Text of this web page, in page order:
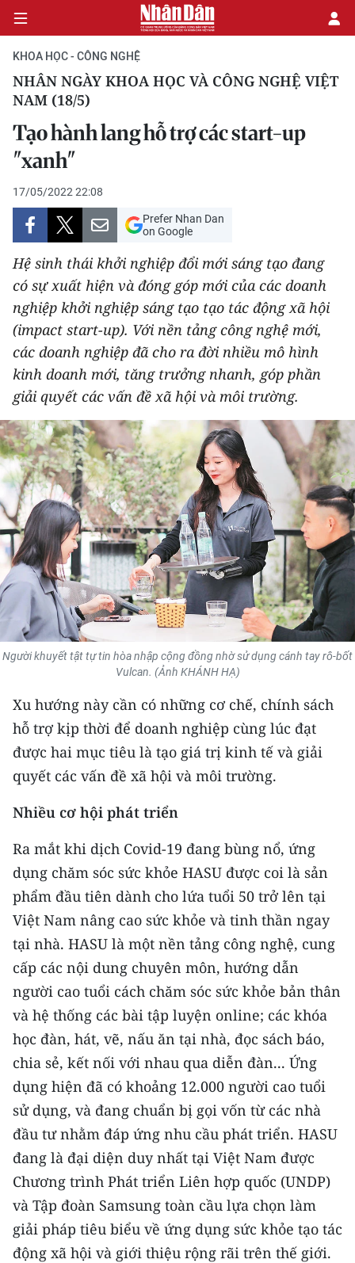
CHÍNH TRỊ
KINH TẾ
VĂN HÓA
XÃ HỘI
PHÁP LUẬT
DU LỊCH
THẾ GIỚI
THỂ THAO
Y TẾ
KHOA HỌC - CÔNG NGHỆ
MÔI TRƯỜNG
BẠN ĐỌC
KIỂM CHỨNG THÔNG TIN
TRI THỨC CHUYÊN SÂU
54 DÂN TỘC VIỆT NAM
CHƯƠNG TRÌNH OCOP - MỖI XÃ
MỘT SẢN PHẨM
RADIO
MEDIA CENTER
Video
Media Chính trị
Media Kinh tế
Media Văn hóa
Media Xã hội
Media Pháp luật
Media Du lịch
Media Thế giới
Media Thể thao
Media Giáo dục
Media Y tế
KHOA HỌC - CÔNG NGHỆ
NHÂN NGÀY KHOA HỌC VÀ CÔNG NGHỆ VIỆT
NAM (18/5)
Tạo hành lang hỗ trợ các start-up
"xanh"
17/05/2022 22:08
Prefer Nhan Dan
on Google
Hệ sinh thái khởi nghiệp đổi mới sáng tạo đang
có sự xuất hiện và đóng góp mới của các doanh
nghiệp khởi nghiệp sáng tạo tạo tác động xã hội
(impact start-up). Với nền tảng công nghệ mới,
các doanh nghiệp đã cho ra đời nhiều mô hình
kinh doanh mới, tăng trưởng nhanh, góp phần
giải quyết các vấn đề xã hội và môi trường.
Người khuyết tật tự tin hòa nhập cộng đồng nhờ sử dụng cánh tay rô-bốt
Vulcan. (Ảnh KHÁNH HẠ)
Xu hướng này cần có những cơ chế, chính sách
hỗ trợ kịp thời để doanh nghiệp cùng lúc đạt
được hai mục tiêu là tạo giá trị kinh tế và giải
quyết các vấn đề xã hội và môi trường.
Nhiều cơ hội phát triển
Ra mắt khi dịch Covid-19 đang bùng nổ, ứng
dụng chăm sóc sức khỏe HASU được coi là sản
phẩm đầu tiên dành cho lứa tuổi 50 trở lên tại
Việt Nam nâng cao sức khỏe và tinh thần ngay
tại nhà. HASU là một nền tảng công nghệ, cung
cấp các nội dung chuyên môn, hướng dẫn
người cao tuổi cách chăm sóc sức khỏe bản thân
và hệ thống các bài tập luyện online; các khóa
học đàn, hát, vẽ, nấu ăn tại nhà, đọc sách báo,
chia sẻ, kết nối với nhau qua diễn đàn... Ứng
dụng hiện đã có khoảng 12.000 người cao tuổi
sử dụng, và đang chuẩn bị gọi vốn từ các nhà
đầu tư nhằm đáp ứng nhu cầu phát triển. HASU
đang là đại diện duy nhất tại Việt Nam được
Chương trình Phát triển Liên hợp quốc (UNDP)
và Tập đoàn Samsung toàn cầu lựa chọn làm
giải pháp tiêu biểu về ứng dụng sức khỏe tạo tác
động xã hội và giới thiệu rộng rãi trên thế giới.